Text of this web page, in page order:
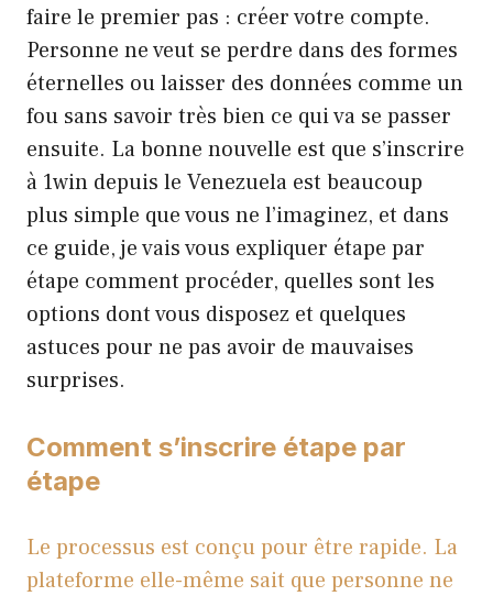
faire le premier pas : créer votre compte.
Personne ne veut se perdre dans des formes
éternelles ou laisser des données comme un
fou sans savoir très bien ce qui va se passer
ensuite. La bonne nouvelle est que s’inscrire
à 1win depuis le Venezuela est beaucoup
plus simple que vous ne l’imaginez, et dans
ce guide, je vais vous expliquer étape par
étape comment procéder, quelles sont les
options dont vous disposez et quelques
astuces pour ne pas avoir de mauvaises
surprises.
Comment s’inscrire étape par
étape
Le processus est conçu pour être rapide. La
plateforme elle-même sait que personne ne